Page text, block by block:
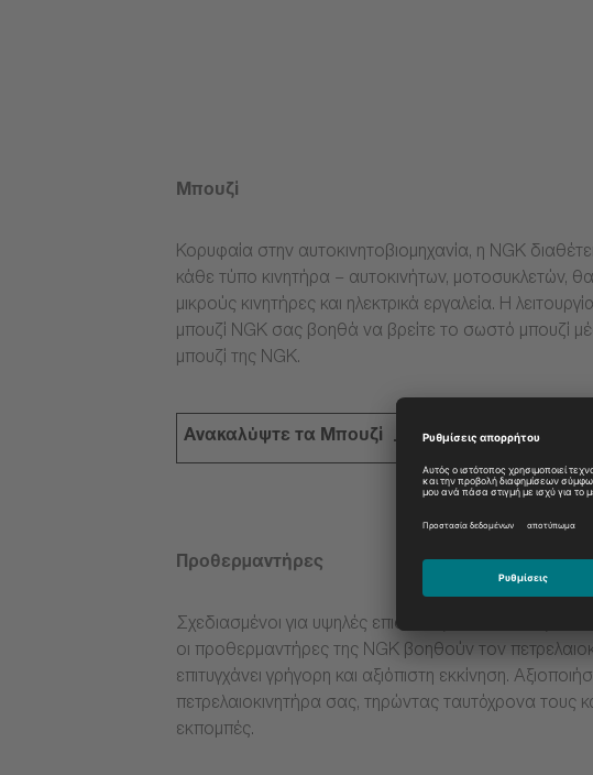
Μπουζί
Κορυφαία στην αυτοκινητοβιομηχανία, η NGK
κάθε τύπο κινητήρα – αυτοκινήτων, μοτοσυκλετών,
μικρούς κινητήρες και ηλεκτρικά εργαλεία. Η
μπουζί NGK σας βοηθά να βρείτε το σωστό μπουζί
μπουζί της NGK.
Ανακαλύψτε τα Μπουζί
Προθερμαντήρες
Σχεδιασμένοι για υψηλές επιδόσεις κάτω από τις πιο
οι προθερμαντήρες της NGK βοηθούν τον
επιτυγχάνει γρήγορη και αξιόπιστη εκκίνηση.
πετρελαιοκινητήρα σας, τηρώντας ταυτόχρονα τους
εκπομπές.